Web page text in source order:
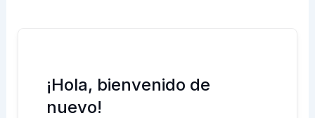
¡Hola, bienvenido de
nuevo!